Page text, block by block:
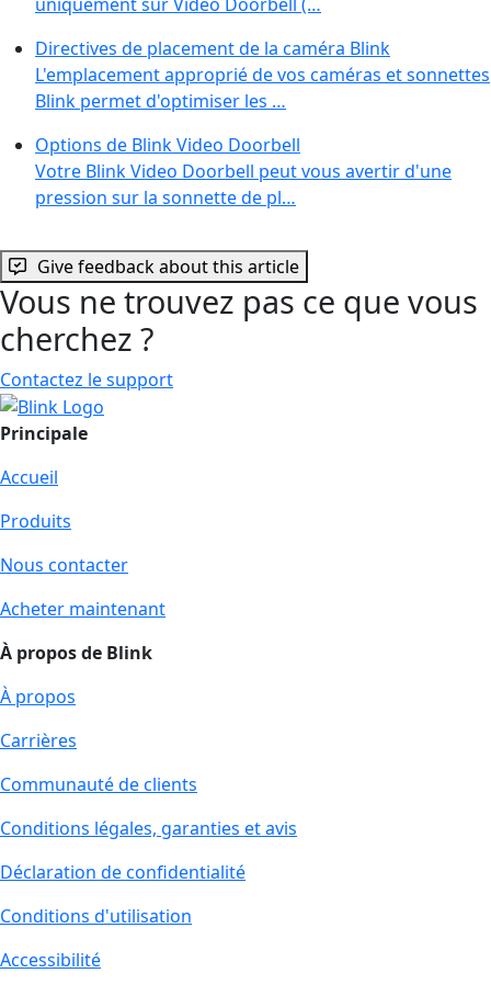
Directives de placement de la caméra Blink
L'emplacement approprié de vos caméras et sonnettes
Blink permet d'optimiser les …
Options de Blink Video Doorbell
Votre Blink Video Doorbell peut vous avertir d'une
pression sur la sonnette de pl…
Give feedback about this article
Vous ne trouvez pas ce que vous
cherchez ?
Contactez le support
Principale
Accueil
Produits
Nous contacter
Acheter maintenant
À propos de Blink
À propos
Carrières
Communauté de clients
Conditions légales, garanties et avis
Déclaration de confidentialité
Conditions d'utilisation
Accessibilité